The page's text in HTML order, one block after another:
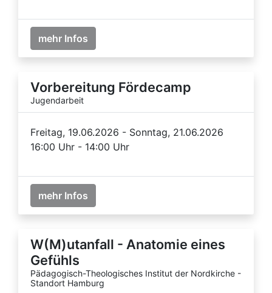
mehr Infos
Vorbereitung Fördecamp
Jugendarbeit
Freitag, 19.06.2026 - Sonntag, 21.06.2026
16:00 Uhr - 14:00 Uhr
mehr Infos
W(M)utanfall - Anatomie eines
Gefühls
Pädagogisch-Theologisches Institut der Nordkirche -
Standort Hamburg